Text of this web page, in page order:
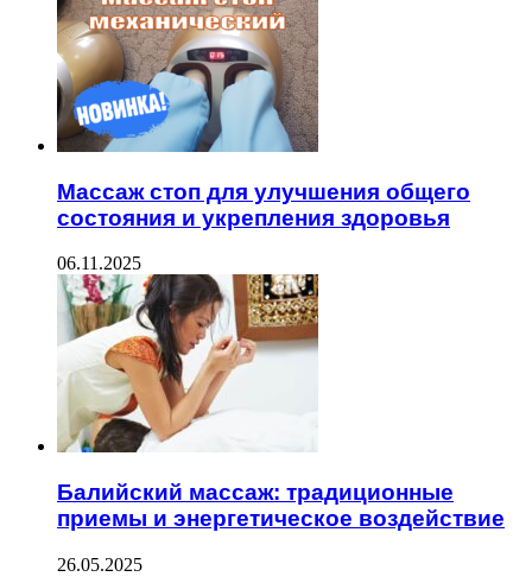
Массаж стоп для улучшения общего
состояния и укрепления здоровья
06.11.2025
Балийский массаж: традиционные
приемы и энергетическое воздействие
26.05.2025